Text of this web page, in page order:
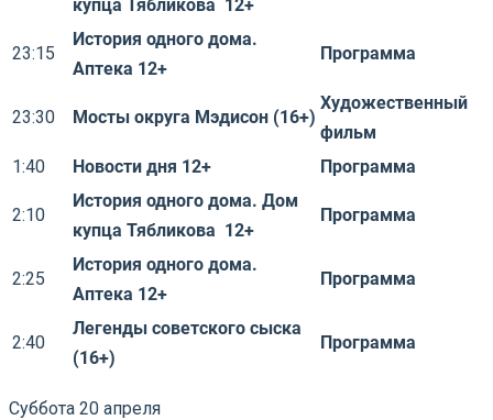
купца Тябликова 12+
23:15
История одного дома.
Аптека 12+
Программа
23:30 Мосты округа Мэдисон (16+)
Художественный
фильм
1:40
Новости дня 12+ Программа
2:10
История одного дома. Дом
купца Тябликова 12+
Программа
2:25
История одного дома.
Аптека 12+
Программа
2:40
Легенды советского сыска
(16+)
Программа
Суббота 20 апреля